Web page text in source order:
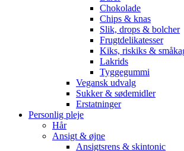
Chokolade
Chips & knas
Slik, drops & bolcher
Frugtdelikatesser
Kiks, riskiks &
Lakrids
Tyggegummi
Vegansk udvalg
Sukker & sødemidler
Erstatninger
Personlig pleje
Hår
Ansigt & øjne
Ansigtsrens & skintonic